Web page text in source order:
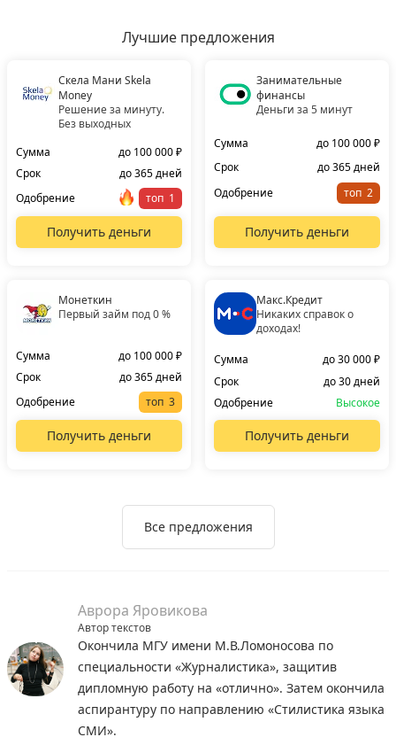
Лучшие предложения
Скела Мани Skela
Money
Решение за минуту.
Без выходных
Сумма
до 100 000 ₽
Срок
до 365 дней
Одобрение
топ
Получить деньги
Занимательные
финансы
Деньги за 5 минут
Сумма
до 100 000 ₽
Срок
до 365 дней
Одобрение
топ
Получить деньги
Монеткин
Первый займ под 0 %
Сумма
до 100 000 ₽
Срок
до 365 дней
Одобрение
топ
Получить деньги
Макс.Кредит
Никаких справок о
доходах!
Сумма
до 30 000 ₽
Срок
до 30 дней
Одобрение
Высокое
Получить деньги
Все предложения
Аврора Яровикова
Автор текстов
Окончила МГУ имени М.В.Ломоносова по
специальности «Журналистика», защитив
дипломную работу на «отлично». Затем окончила
аспирантуру по направлению «Стилистика языка
СМИ».